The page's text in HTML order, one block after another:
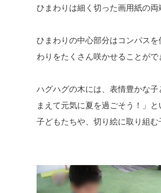
ひまわりは細く切った画用紙の
ひまわりの中心部分はコンパス
わりをたくさん咲かせることがで
ハグハグの木には、表情豊かな
まえて元気に夏を過ごそう！」
子どもたちや、切り絵に取り組